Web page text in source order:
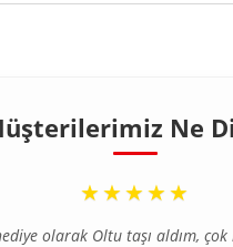
Ne
“
★★★★★
olarak Oltu taşı aldım,